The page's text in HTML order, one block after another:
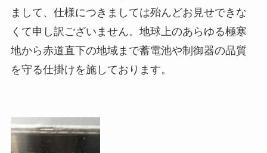
まして、仕様につきましては殆んどお見せできな
くて申し訳ございません。地球上のあらゆる極寒
地から赤道直下の地域まで蓄電池や制御器の品質
を守る仕掛けを施しております。